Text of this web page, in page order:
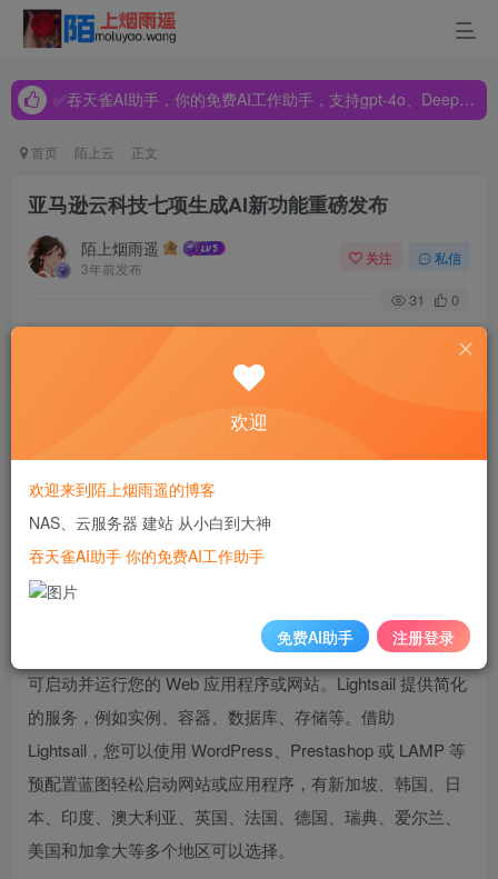
✅吞天雀AI助手，你的免费AI工作助手，支持gpt-4o、DeepSeek、Claude🔥🔥🔥🔥
✅吞天雀AI助手，你的免费AI工作助手，支持gpt-4o、DeepSeek、Claude🔥🔥🔥🔥
首页 陌上云 正文
亚马逊云科技七项生成AI新功能重磅发布
陌上烟雨遥
3年前发布
关注 私信
31 0
用户注册可以享受免费3个月活动，注册后可获得一年免费的
储捆绑包，以及三个月免费的精选容器、实例和数据库捆绑
注册地址：https://aws.amazon.com/cn/campaigns/server-
hk/?trk=b42519f2-8c89-494e-b644-
18e8ce341baf&sc_channel=ba
Amazon Lightsail 提供易于使用的云资源，只需几次点击即
可启动并运行您的 Web 应用程序或网站。Lightsail 提供简化
的服务，例如实例、容器、数据库、存储等。借助
Lightsail，您可以使用 WordPress、Prestashop 或 LAMP 等
预配置蓝图轻松启动网站或应用程序，有新加坡、韩国、日
本、印度、澳大利亚、英国、法国、德国、瑞典、爱尔兰、
美国和加拿大等多个地区可以选择。
欢迎
欢迎来到陌上烟雨遥的博客
NAS、云服务器 建站 从小白到大神
吞天雀AI助手 你的免费AI工作助手
免费AI助手 注册登录